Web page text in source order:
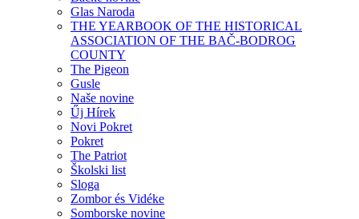
Glas Naroda
THE YEARBOOK OF THE HISTORICAL
ASSOCIATION OF THE BAČ-BODROG
COUNTY
The Pigeon
Gusle
Naše novine
Űj Hírek
Novi Pokret
Pokret
The Patriot
Školski list
Sloga
Zombor és Vidéke
Somborske novine